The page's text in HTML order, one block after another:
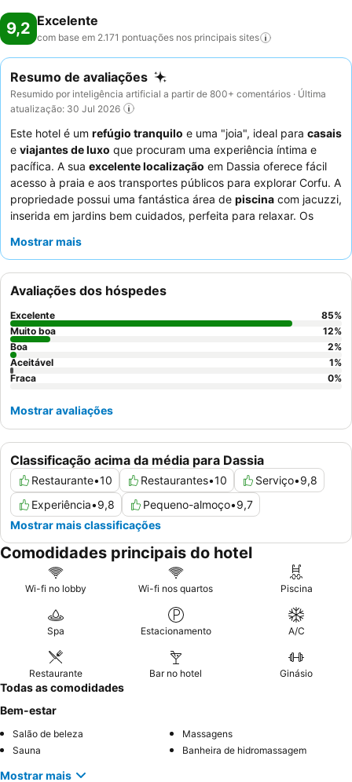
9,2 Excelente
com base em 2.171 pontuações nos principais sites
Resumo de avaliações
Resumido por inteligência artificial a partir de 800+ comentários · Última
atualização: 30 Jul 2026
Este hotel é um refúgio tranquilo e uma "joia", ideal para casais
e viajantes de luxo que procuram uma experiência íntima e
pacífica. A sua excelente localização em Dassia oferece fácil
acesso à praia e aos transportes públicos para explorar Corfu. A
propriedade possui uma fantástica área de piscina com jacuzzi,
inserida em jardins bem cuidados, perfeita para relaxar. Os
profissionalismo do pessoal, e o soberbo pequeno-almoço com
verdadeiramente tranquila, considere pedir um quarto virado
para o jardim.
Mostrar mais
Classificação acima da média para Dassia
Restaurante•10 Restaurantes•10 Serviço•9,8
Experiência•9,8 Pequeno-almoço•9,7
Mostrar mais classificações
Avaliações dos hóspedes
Excelente 85%
Muito boa
12%
Boa
2%
Aceitável
1%
Fraca
0%
Mostrar avaliações
Comodidades principais do hotel
Wi-fi no lobby Wi-fi nos quartos Piscina
Spa Estacionamento A/C
Restaurante Bar no hotel Ginásio
Todas as comodidades
Bem-estar
Salão de beleza
Massagens
Sauna
Banheira de hidromassagem
Mostrar mais